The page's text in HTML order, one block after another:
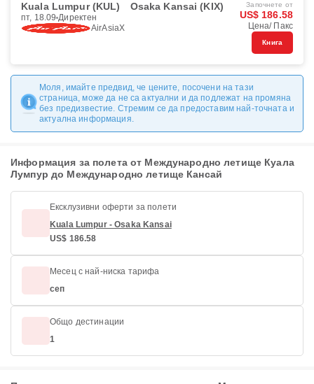
Kuala Lumpur (KUL) Osaka Kansai (KIX)
пт, 18.09 Директен
AirAsiaX
Започнете от
US$ 186.58
Цена/ Пакс
Книга
Моля, имайте предвид, че цените, посочени на тази
страница, може да не са актуални и да подлежат на промяна
без предизвестие. Стремим се да предоставим най-точната и
актуална информация.
Информация за полета от Международно летище Куала
Лумпур до Международно летище Кансай
Ексклузивни оферти за полети
Kuala Lumpur - Osaka Kansai
US$ 186.58
Месец с най-ниска тарифа
сеп
Общо дестинации
1